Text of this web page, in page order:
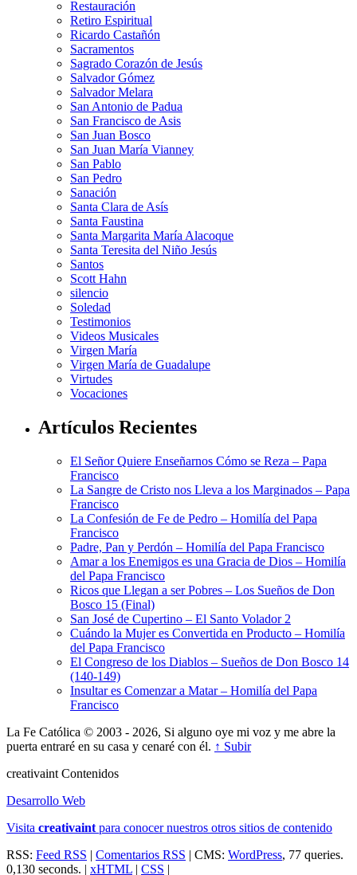
Restauración
Retiro Espiritual
Ricardo Castañón
Sacramentos
Sagrado Corazón de Jesús
Salvador Gómez
Salvador Melara
San Antonio de Padua
San Francisco de Asis
San Juan Bosco
San Juan María Vianney
San Pablo
San Pedro
Sanación
Santa Clara de Asís
Santa Faustina
Santa Margarita María Alacoque
Santa Teresita del Niño Jesús
Santos
Scott Hahn
silencio
Soledad
Testimonios
Videos Musicales
Virgen María
Virgen María de Guadalupe
Virtudes
Vocaciones
Artículos Recientes
El Señor Quiere Enseñarnos Cómo se Reza – Papa
Francisco
La Sangre de Cristo nos Lleva a los Marginados – Papa
Francisco
La Confesión de Fe de Pedro – Homilía del Papa
Francisco
Padre, Pan y Perdón – Homilía del Papa Francisco
Amar a los Enemigos es una Gracia de Dios – Homilía
del Papa Francisco
Ricos que Llegan a ser Pobres – Los Sueños de Don
Bosco 15 (Final)
San José de Cupertino – El Santo Volador 2
Cuándo la Mujer es Convertida en Producto – Homilía
del Papa Francisco
El Congreso de los Diablos – Sueños de Don Bosco 14
(140-149)
Insultar es Comenzar a Matar – Homilía del Papa
Francisco
La Fe Católica © 2003 - 2026, Si alguno oye mi voz y me abre la
puerta entraré en su casa y cenaré con él. ↑ Subir
creativaint Contenidos
Desarrollo Web
Visita creativaint para conocer nuestros otros sitios de contenido
RSS: Feed RSS | Comentarios RSS | CMS: WordPress, 77 queries.
0,130 seconds. | xHTML | CSS |